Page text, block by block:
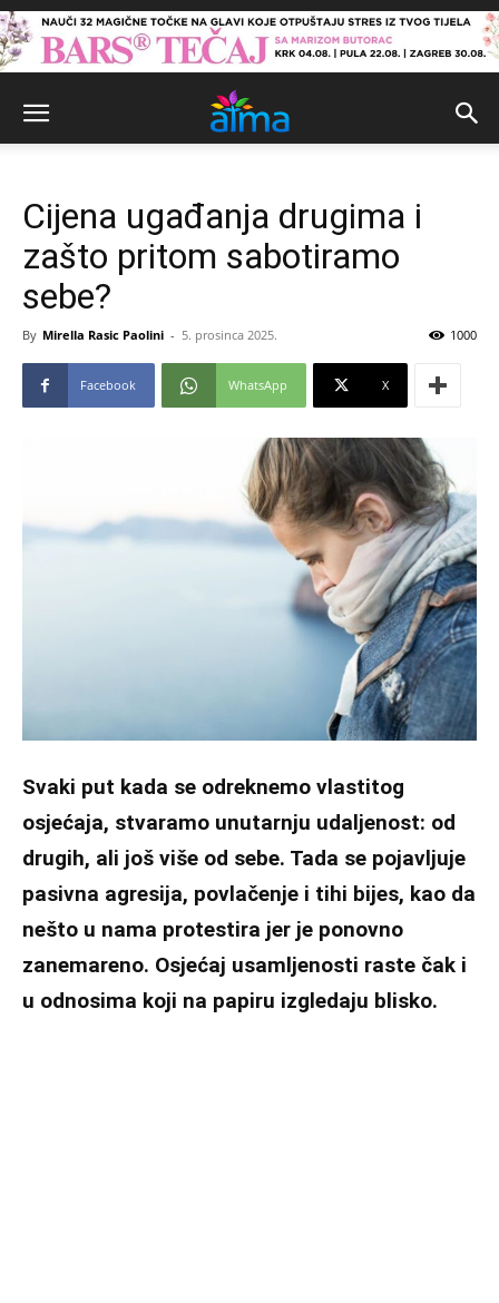
Cijena ugađanja drugima i
zašto pritom sabotiramo
sebe?
By Mirella Rasic Paolini - 5. prosinca 2025. 1000
Facebook WhatsApp X
Svaki put kada se odreknemo vlastitog
osjećaja, stvaramo unutarnju udaljenost: od
drugih, ali još više od sebe. Tada se pojavljuje
pasivna agresija, povlačenje i tihi bijes, kao da
nešto u nama protestira jer je ponovno
zanemareno. Osjećaj usamljenosti raste čak i
u odnosima koji na papiru izgledaju blisko.